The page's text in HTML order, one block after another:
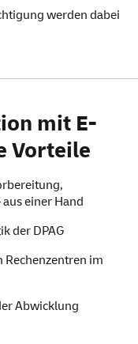
werden dabei
mit E-
Vorteile
einer Hand
der DPAG
im
Abwicklung